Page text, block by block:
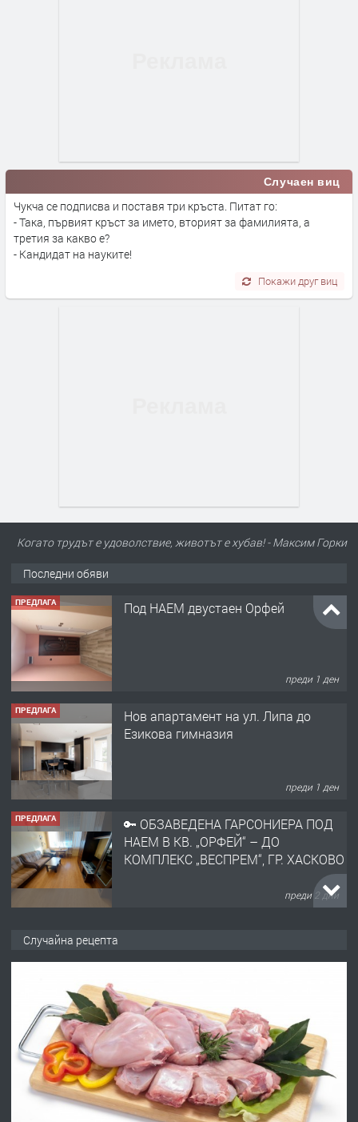
Случаен виц
Чукча се подписва и поставя три кръста. Питат го:
- Така, първият кръст за името, вторият за фамилията, а
третия за какво е?
- Кандидат на науките!
Покажи друг виц
Когато трудът е удоволствие, животът е хубав! - Максим Горки
Последни обяви
Под НАЕМ двустаен Орфей
Езикова гимназия
НАЕМ В КВ. „ОРФЕЙ“ – ДО
КОМПЛЕКС „ВЕСПРЕМ“, ГР. ХАСКОВО
преди 2 дни
ПРЕДЛАГА Давам гараж под наем
преди 3 дни
Случайна рецепта